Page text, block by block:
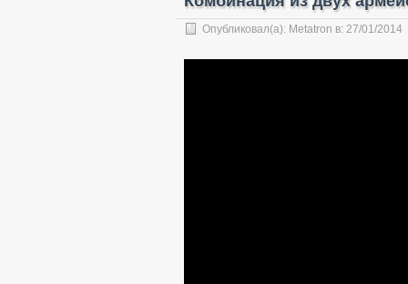
Опубликовал(а): Metatron в: 27/01/2014